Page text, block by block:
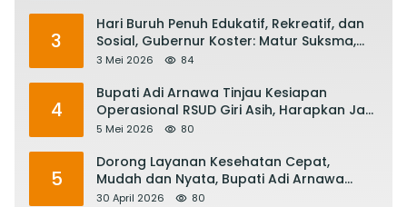
3
Hari Buruh Penuh Edukatif, Rekreatif, dan
Sosial, Gubernur Koster: Matur Suksma,
Keringat Pekerja Mesin Ekonomi Bali
3 Mei 2026 84
4
Bupati Adi Arnawa Tinjau Kesiapan
Operasional RSUD Giri Asih, Harapkan Jadi
RS Rujukan Terbaik
5 Mei 2026 80
5
Dorong Layanan Kesehatan Cepat,
Mudah dan Nyata, Bupati Adi Arnawa
Evaluasi ‘Mantap Nak Badung’
30 April 2026 80